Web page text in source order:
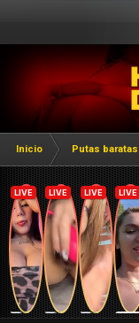
Inicio Putas